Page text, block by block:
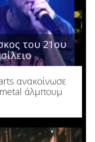
του 21ου
ανακοίνωσε
άλμπουμ